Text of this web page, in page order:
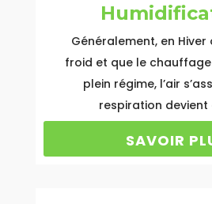
Généralement, en
froid et que le
plein régime, l’air
respiration devient
SAVOIR